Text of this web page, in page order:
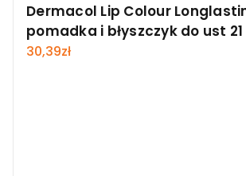
Dermacol Lip Colour
pomadka i błyszczyk do ust 21
30,39zł